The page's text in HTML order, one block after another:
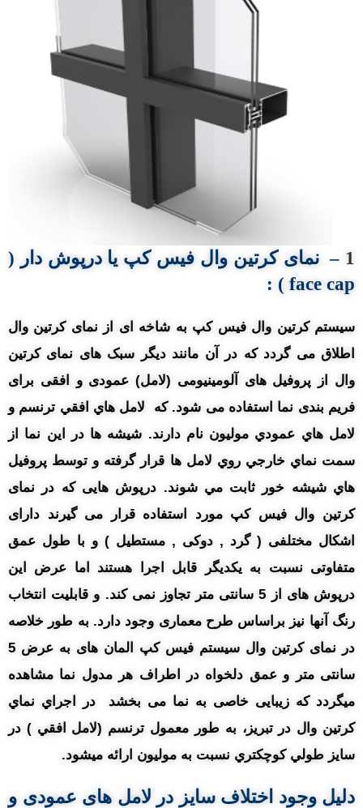
1
–نمای کرتین وال فیس کپ یادرپوش دار (
face cap )
:
سیستم کرتین وال فیس کپ به شاخه ای از نمای کرتین وال
اطلاق می گردد که در آن مانند دیگر سبک های نمای کرتین
وال از پروفیل های آلومینیومی (لامل) عمودی و افقی برای
فریم بندی نما استفاده می شود. که لامل هاي افقي ترنسم و
لامل هاي عمودي موليون نام دارند. شيشه ها در اين نما از
سمت نماي خارجي روي لامل ها قرار گرفته و توسط پروفيل
هاي شيشه خور ثابت مي شوند. درپوش هایی که در نمای
کرتین وال فیس کپ مورد استفاده قرار می گیرند دارای
اشکال مختلفی ( گرد , دوکی , مستطیل ) و با طول عمق
متفاوتی نسبت به یکدیگر قابل اجرا هستند اما عرض این
درپوش های از 5 سانتی متر تجاوز نمی کند. و قابلیت انتخاب
رنگ آنها نیز براساس طرح معماری وجود دارد. به طور خلاصه
در نمای کرتین وال سیستم فیس کپ المان های به عرض 5
سانتی متر و عمق دلخواه در اطراف هر مدول نما مشاهده
میگردد که زیبایی خاصی به نما می بخشد در اجراي نماي
کرتين وال در تبریز، به طور معمول ترنسم (لامل افقي ) در
سايز طولي کوچکتري نسبت به موليون ارائه ميشود.
دلیل وجود اختلاف سايز در لامل های عمودی و